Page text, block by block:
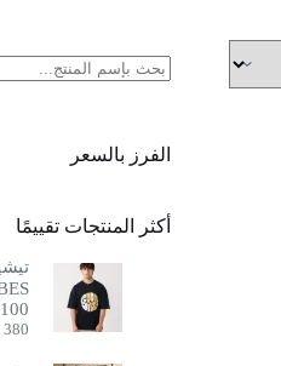
الفرز بالسعر
أكثر المنتجات تقييمًا
100%
380